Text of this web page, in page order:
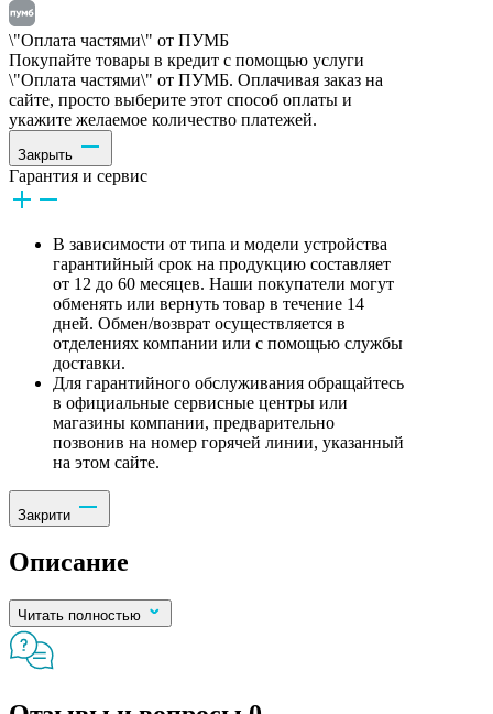
\"Оплата частями\" от ПУМБ
Покупайте товары в кредит с помощью услуги
\"Оплата частями\" от ПУМБ. Оплачивая заказ на
сайте, просто выберите этот способ оплаты и
укажите желаемое количество платежей.
Закрыть
Гарантия и сервис
В зависимости от типа и модели устройства
гарантийный срок на продукцию составляет
от 12 до 60 месяцев. Наши покупатели могут
обменять или вернуть товар в течение 14
дней. Обмен/возврат осуществляется в
отделениях компании или с помощью службы
доставки.
Для гарантийного обслуживания обращайтесь
в официальные сервисные центры или
магазины компании, предварительно
позвонив на номер горячей линии, указанный
на этом сайте.
Закрити
Описание
Читать полностью